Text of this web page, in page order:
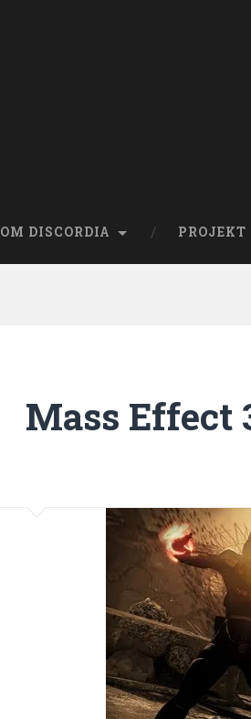
OM DISCORDIA PROJEKT
Mass Effect